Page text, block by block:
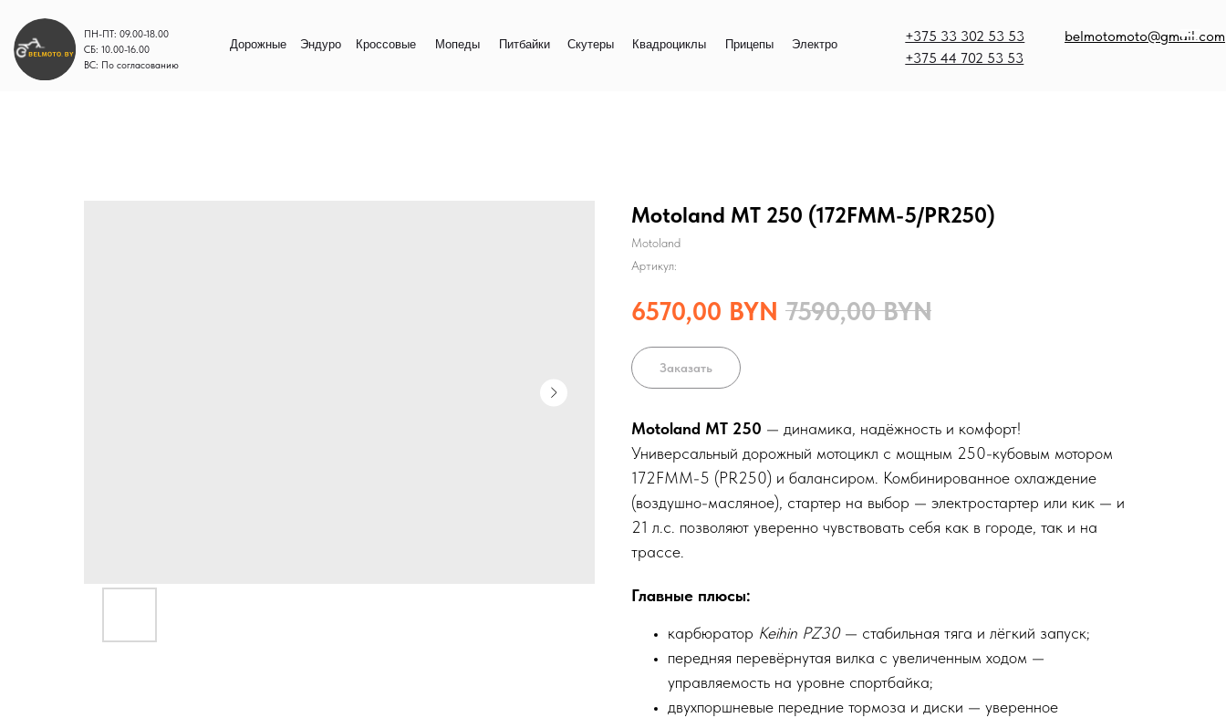
belmotomoto@gmail.com
+375 33 302 53 53
+375 44 702 53 53
ПН-ПТ: 09.00-18.00
СБ: 10.00-16.00
ВС: По согласованию
Дорожные Эндуро Кроссовые Мопеды Электро
Прицепы
Квадроциклы
Скутеры
Питбайки
Motoland MT 250 (172FMM-5/PR250)
Motoland
Артикул:
6570,00 BYN 7590,00 BYN
Заказать
Motoland MT 250 — динамика, надёжность и комфорт!
Универсальный дорожный мотоцикл с мощным 250-кубовым мотором
172FMM-5 (PR250) и балансиром. Комбинированное охлаждение
(воздушно-масляное), стартер на выбор — электростартер или кик — и
21 л.с. позволяют уверенно чувствовать себя как в городе, так и на
трассе.
Главные плюсы:
карбюратор Keihin PZ30— стабильная тяга и лёгкий запуск;
передняя перевёрнутая вилка с увеличенным ходом —
управляемость на уровне спортбайка;
двухпоршневые передние тормоза и диски — уверенное